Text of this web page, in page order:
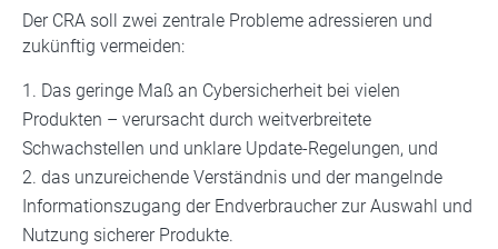
Der CRA soll zwei zentrale Probleme adressieren und
zukünftig vermeiden:
Das geringe Maß an Cybersicherheit bei vielen
Produkten – verursacht durch weitverbreitete
Schwachstellen und unklare Update-Regelungen, und
das unzureichende Verständnis und der mangelnde
Informationszugang der Endverbraucher zur Auswahl und
Nutzung sicherer Produkte.